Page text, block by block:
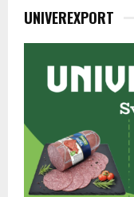
UNIVEREXPORT